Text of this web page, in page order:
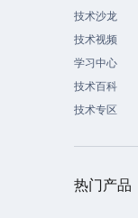
技术沙龙
技术视频
学习中心
技术百科
技术专区
热门产品